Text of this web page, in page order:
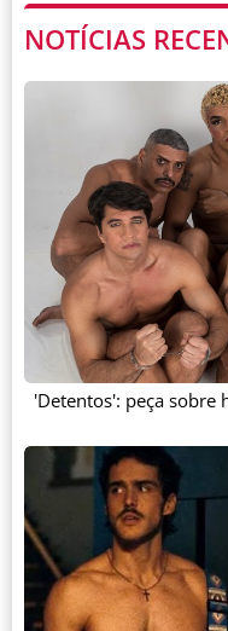
NOTÍCIAS
'Detentos': peça sobre